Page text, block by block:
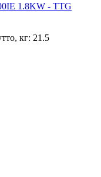
1.8KW - TTG
кг: 21.5